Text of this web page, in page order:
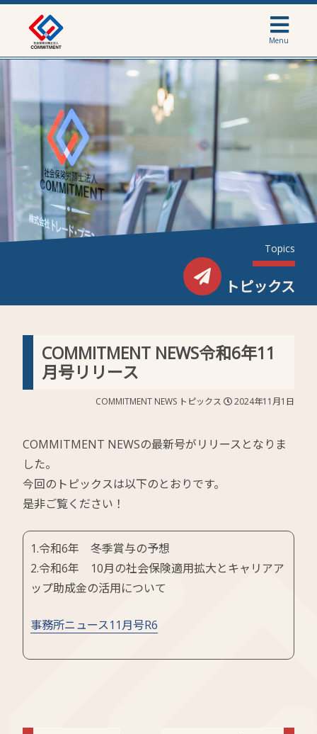
Menu
Topics
トピックス
COMMITMENT NEWS令和6年11
月号リリース
COMMITMENT NEWS トピックス 2024年11月1日
COMMITMENT NEWSの最新号がリリースとなりま
した。
今回のトピックスは以下のとおりです。
是非ご覧ください！
1.令和6年 冬季賞与の予想
2.令和6年 10月の社会保険適用拡大とキャリアア
ップ助成金の活用について
事務所ニュース11月号R6